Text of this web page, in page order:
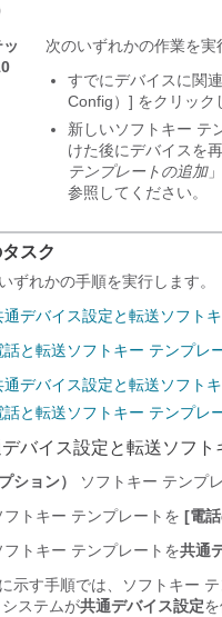
次のいずれかの作業を実
すでにデバイスに関
Config）] をクリック
新しいソフトキー テ
けた後にデバイスを
テンプレートの追加
参照してください。
スク
ずれかの手順を実行します。
通デバイス設定と転送ソフト
話と転送ソフトキー テンプレ
通デバイス設定と転送ソフト
話と転送ソフトキー テンプレ
バイス設定と転送ソフ
ション）
ソフトキー テンプ
フトキー テンプレートを [電
フトキー テンプレートを共通
示す手順では、ソフトキー
ステムが共通デバイス設定